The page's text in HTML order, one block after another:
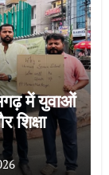
में युवाओं